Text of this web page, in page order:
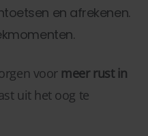
en afrekenen.
voor meer rust in
uit het oog te